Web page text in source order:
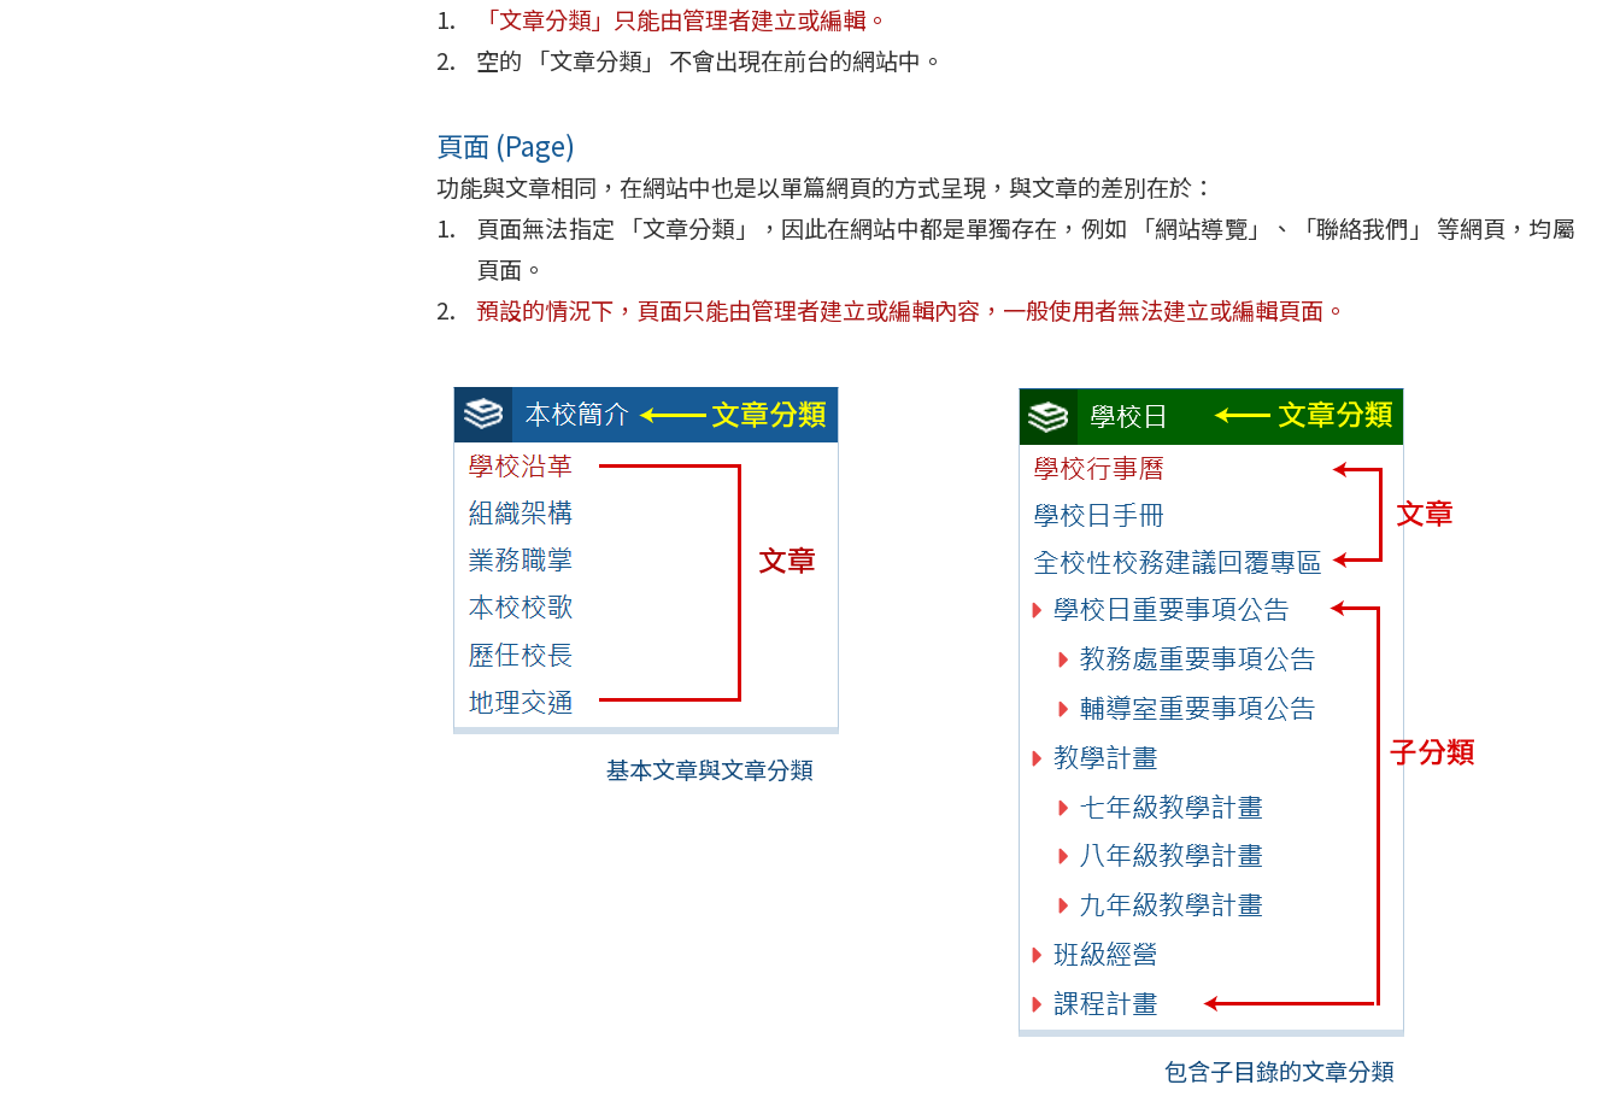
「文章分類」只能由管理者建立或編輯。
空的 「文章分類」 不會出現在前台的網站中。
頁面 (Page)
功能與文章相同，在網站中也是以單篇網頁的方式呈現，與文章的差別在於：
頁面無法指定 「文章分類」，因此在網站中都是單獨存在，例如 「網站導覽」、「聯絡我們」 等網頁，均屬
頁面。
預設的情況下，頁面只能由管理者建立或編輯內容，一般使用者無法建立或編輯頁面。
基本文章與文章分類
包含子目錄的文章分類